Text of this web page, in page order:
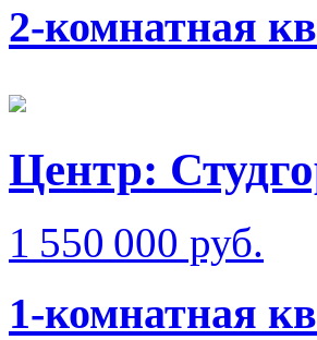
2-комнатная
Центр:
1 550 000 руб.
1-комнатная